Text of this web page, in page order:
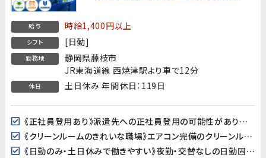
給与 時給1,400円以上
シフト [日勤]
勤務地
静岡県藤枝市
JR東海道線 西焼津駅より車で12分
休日 土日休み 年間休日：119日
《正社員登用あり》派遣先への正社員登用の可能性があります。腰を据えて長く働きたい方、キャリアアップを目指したい方にぴったりの職場です。
《クリーンルームのきれいな職場》エアコン完備のクリーンルーム（フル装備）での作業です。全体空調が整った清潔な環境で、夏も冬も快適に働けます。
《日勤のみ・土日休みで働きやすい》夜勤・交替なしの日勤固定。土日はしっかり休めるので、プライベートとのバランスが取りやすい環境です。